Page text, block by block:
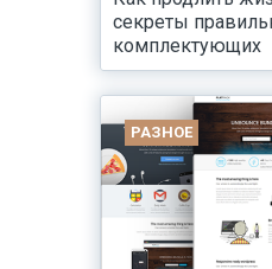
секреты
комплектующих
РАЗНОЕ